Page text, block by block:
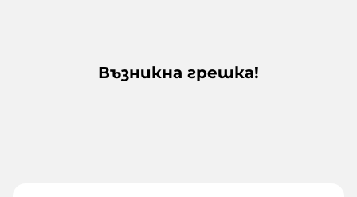
Възникна грешка!